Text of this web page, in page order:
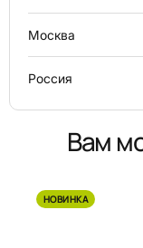
Москва
Россия
Вам
НОВИНКА